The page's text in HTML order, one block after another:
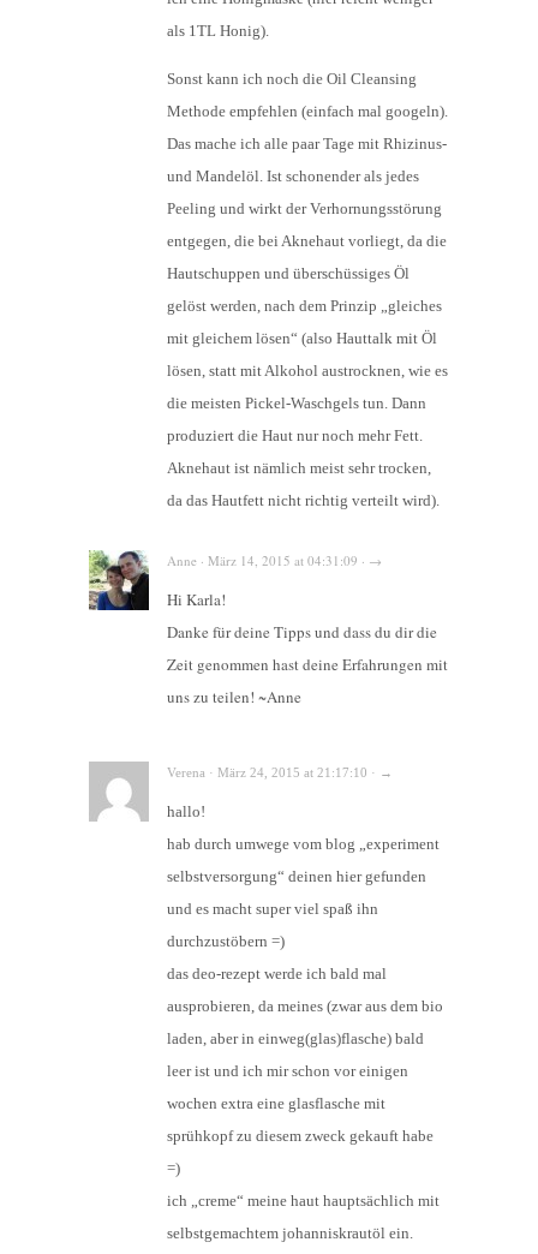
als 1TL Honig).
Sonst kann ich noch die Oil Cleansing
Methode empfehlen (einfach mal googeln).
Das mache ich alle paar Tage mit Rhizinus-
und Mandelöl. Ist schonender als jedes
Peeling und wirkt der Verhornungsstörung
entgegen, die bei Aknehaut vorliegt, da die
Hautschuppen und überschüssiges Öl
gelöst werden, nach dem Prinzip „gleiches
mit gleichem lösen“ (also Hauttalk mit Öl
lösen, statt mit Alkohol austrocknen, wie es
die meisten Pickel-Waschgels tun. Dann
produziert die Haut nur noch mehr Fett.
Aknehaut ist nämlich meist sehr trocken,
da das Hautfett nicht richtig verteilt wird).
Anne · März 14, 2015 at 04:31:09 · →
Hi Karla!
Danke für deine Tipps und dass du dir die
Zeit genommen hast deine Erfahrungen mit
uns zu teilen! ~Anne
Verena · März 24, 2015 at 21:17:10 · →
hallo!
hab durch umwege vom blog „experiment
selbstversorgung“ deinen hier gefunden
und es macht super viel spaß ihn
durchzustöbern =)
das deo-rezept werde ich bald mal
ausprobieren, da meines (zwar aus dem bio
laden, aber in einweg(glas)flasche) bald
leer ist und ich mir schon vor einigen
wochen extra eine glasflasche mit
sprühkopf zu diesem zweck gekauft habe
=)
ich „creme“ meine haut hauptsächlich mit
selbstgemachtem johanniskrautöl ein.